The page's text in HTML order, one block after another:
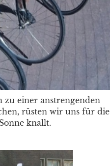
einer anstrengenden
rüsten wir uns für die
knallt.